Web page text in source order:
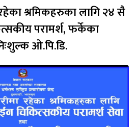
श्रमिकहरुका लागि २४ सै
परामर्श, फर्केका
ओ.पि.डि.